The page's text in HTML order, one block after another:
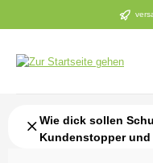
Zum Hauptinhalt springen
Wie dick sollen
Kundenstopper